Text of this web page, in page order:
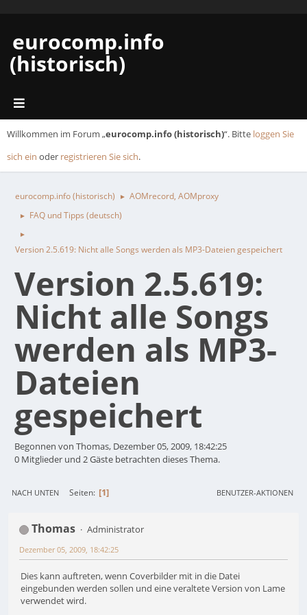
eurocomp.info
(historisch)
Willkommen im Forum „eurocomp.info (historisch)“. Bitte loggen Sie
sich ein oder registrieren Sie sich.
eurocomp.info (historisch) ► AOMrecord, AOMproxy
► FAQ und Tipps (deutsch)
►
Version 2.5.619: Nicht alle Songs werden als MP3-Dateien gespeichert
Version 2.5.619:
Nicht alle Songs
werden als MP3-
Dateien
gespeichert
Begonnen von Thomas, Dezember 05, 2009, 18:42:25
0 Mitglieder und 2 Gäste betrachten dieses Thema.
NACH UNTEN Seiten 1 BENUTZER-AKTIONEN
Thomas Administrator
Dezember 05, 2009, 18:42:25
Dies kann auftreten, wenn Coverbilder mit in die Datei
eingebunden werden sollen und eine veraltete Version von Lame
verwendet wird.